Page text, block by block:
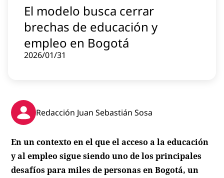
Instagram
El modelo busca cerrar
brechas de educación y
empleo en Bogotá
2026/01/31
Redacción Juan Sebastián Sosa
En un contexto en el que el acceso a la educación
y al empleo sigue siendo uno de los principales
desafíos para miles de personas en Bogotá, un